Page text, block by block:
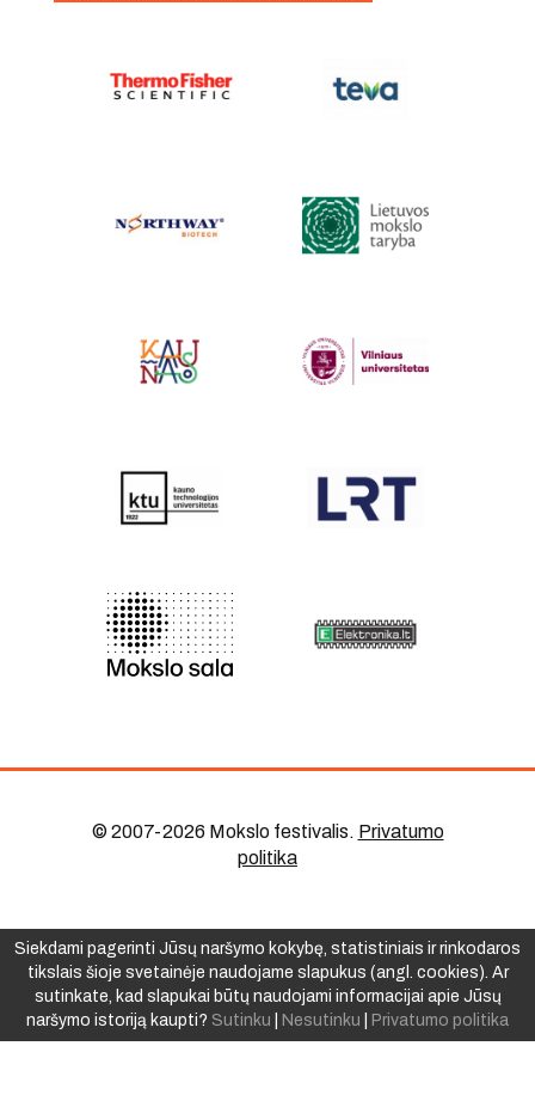
© 2007-2026 Mokslo festivalis. Privatumo
politika
Siekdami pagerinti Jūsų naršymo kokybę, statistiniais ir rinkodaros
tikslais šioje svetainėje naudojame slapukus (angl. cookies). Ar
sutinkate, kad slapukai būtų naudojami informacijai apie Jūsų
naršymo istoriją kaupti? Sutinku Nesutinku Privatumo politika